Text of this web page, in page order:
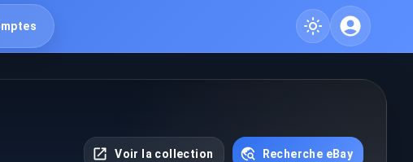
Voir la collection Recherche eBay